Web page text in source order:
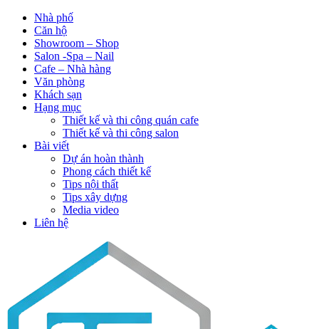
Nhà phố
Căn hộ
Showroom – Shop
Salon -Spa – Nail
Cafe – Nhà hàng
Văn phòng
Khách sạn
Hạng mục
Thiết kế và thi công quán cafe
Thiết kế và thi công salon
Bài viết
Dự án hoàn thành
Phong cách thiết kế
Tips nội thất
Tips xây dựng
Media video
Liên hệ